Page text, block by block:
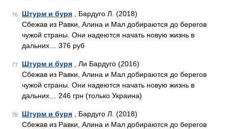
76 Штурм и буря , Бардуго Л. (2018)
Сбежав из Равки, Алина и Мал добираются до берегов
чужой страны. Они надеются начать новую жизнь в
дальних… 376 руб
77 Штурм и буря , Ли Бардуго (2016)
Сбежав из Равки, Алина и Мал добираются до берегов
чужой страны. Они надеются начать новую жизнь в
дальних… 246 грн (только Украина)
78 Штурм и буря , Бардуго Л. (2018)
Сбежав из Равки, Алина и Мал добираются до берегов